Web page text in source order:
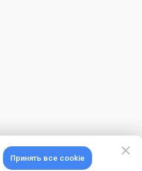
Принять все cookie